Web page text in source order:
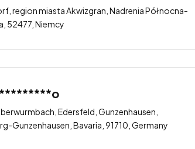
region miasta Akwizgran, Nadrenia Północna-
52477, Niemcy
Edersfeld, Gunzenhausen,
Gunzenhausen, Bavaria, 91710, Germany